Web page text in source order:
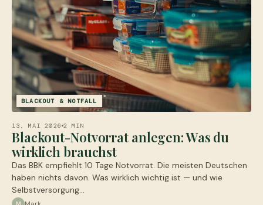
BLACKOUT & NOTFALL
13. MAI 2026 2 MIN
Blackout-Notvorrat anlegen: Was du
wirklich brauchst
Das BBK empfiehlt 10 Tage Notvorrat. Die meisten Deutschen
haben nichts davon. Was wirklich wichtig ist — und wie
Selbstversorgung…